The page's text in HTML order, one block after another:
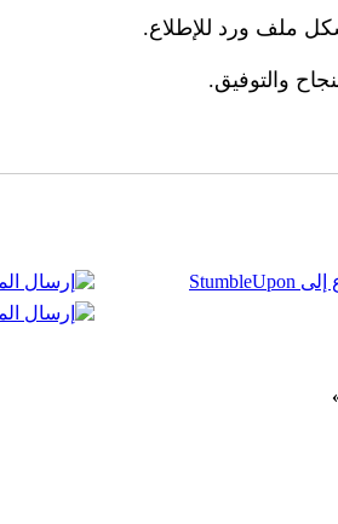
ملف ورد للإطلاع.
والتوفيق.